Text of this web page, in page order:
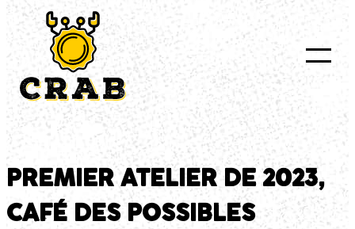
au
contenu
PREMIER ATELIER DE 2023,
CAFÉ DES POSSIBLES